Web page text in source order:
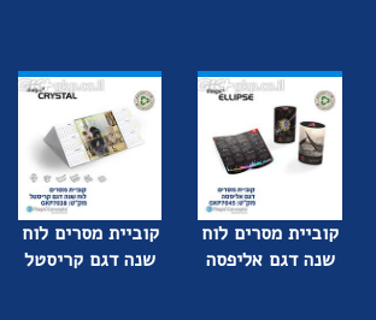
קוביית מסרים לוח
שנה דגם אליפסה
קוביית מסרים לוח
שנה דגם קריסטל